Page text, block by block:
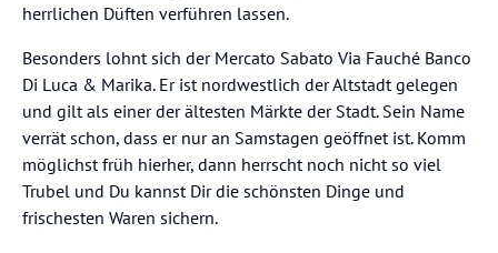
herrlichen Düften verführen lassen.
Besonders lohnt sich der Mercato Sabato Via Fauché Banco
Di Luca & Marika. Er ist nordwestlich der Altstadt gelegen
und gilt als einer der ältesten Märkte der Stadt. Sein Name
verrät schon, dass er nur an Samstagen geöffnet ist. Komm
möglichst früh hierher, dann herrscht noch nicht so viel
Trubel und Du kannst Dir die schönsten Dinge und
frischesten Waren sichern.